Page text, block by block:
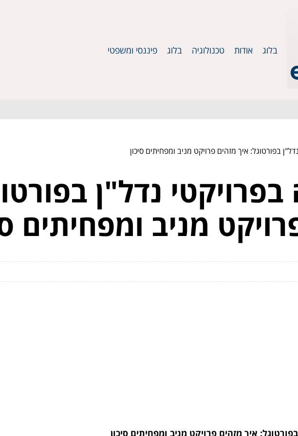
בלוג אודות טכנולוגיה בלוג פיננסי ומשפטי
בפורטוגל: איך מזהים פרויקט מניב ומפחיתים סיכון
נדל"ן
מניב ומפחיתים
איך מזהים פרויקט מניב ומפחיתים סיכון